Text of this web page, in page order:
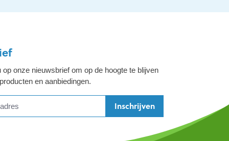
op onze nieuwsbrief om op de hoogte te blijven
en aanbiedingen.
Inschrijven